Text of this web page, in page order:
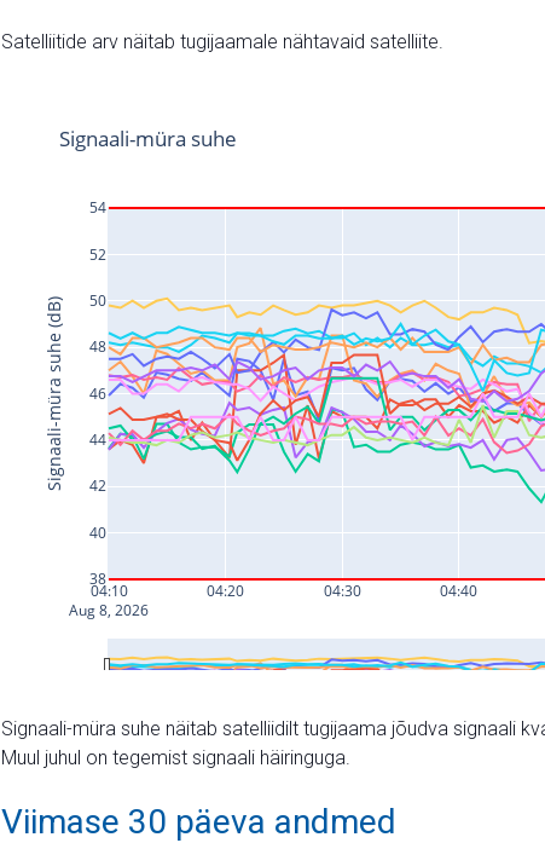
Satelliitide arv näitab tugijaamale nähtavaid satelliite.
Signaali-müra suhe näitab satelliidilt tugijaama jõudva signaali
Muul juhul on tegemist signaali häiringuga.
Viimase 30 päeva andmed